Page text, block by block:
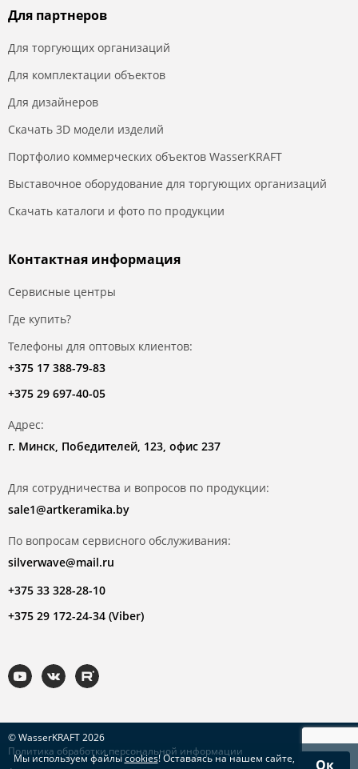
Мы используем файлыcookies! Оставаясь на нашем сайте,
Ок
Для партнеров
Для торгующих организаций
Для комплектации объектов
Для дизайнеров
Скачать 3D модели изделий
Портфолио коммерческих объектов WasserKRAFT
Выставочное оборудование для торгующих организаций
Скачать каталоги и фото по продукции
Контактная информация
Сервисные центры
Где купить?
Телефоны для оптовых клиентов:
+375 17 388-79-83
+375 29 697-40-05
Адрес:
г. Минск, Победителей, 123, офис 237
Для сотрудничества и вопросов по продукции:
sale1@artkeramika.by
По вопросам сервисного обслуживания:
silverwave@mail.ru
+375 33 328-28-10
+375 29 172-24-34 (Viber)
© WasserKRAFT 2026
Политика обработки персональной информации